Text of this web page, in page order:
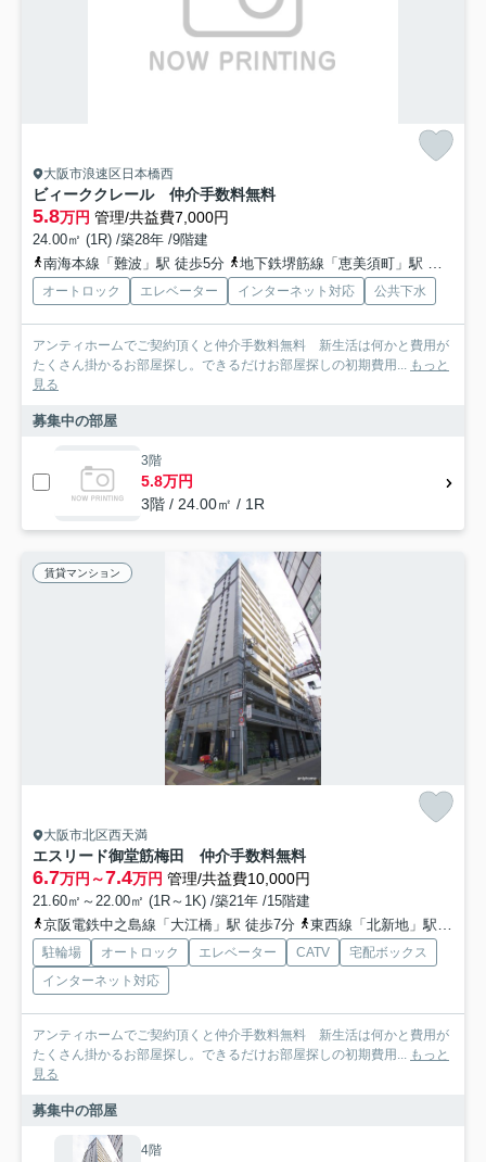
大阪市浪速区日本橋西
ビィーククレール 仲介手数料無料
5.8万円 管理/共益費7,000円
24.00㎡ (1R) /築28年 /9階建
南海本線「難波」駅 徒歩5分
地下鉄堺筋線「恵美須町」駅 徒歩9分
オートロック エレベーター インターネット対応 公共下水
アンティホームでご契約頂くと仲介手数料無料 新生活は何かと費用が
たくさん掛かるお部屋探し。できるだけお部屋探しの初期費用... もっと
見る
募集中の部屋
3階
5.8万円
3階 / 24.00㎡ / 1R
賃貸マンション
大阪市北区西天満
エスリード御堂筋梅田 仲介手数料無料
6.7万円～7.4万円 管理/共益費10,000円
21.60㎡～22.00㎡ (1R～1K) /築21年 /15階建
京阪電鉄中之島線「大江橋」駅 徒歩7分
東西線「北新地」駅 徒歩8分
駐輪場 オートロック エレベーター CATV
宅配ボックス
インターネット対応
アンティホームでご契約頂くと仲介手数料無料 新生活は何かと費用が
たくさん掛かるお部屋探し。できるだけお部屋探しの初期費用... もっと
見る
募集中の部屋
4階